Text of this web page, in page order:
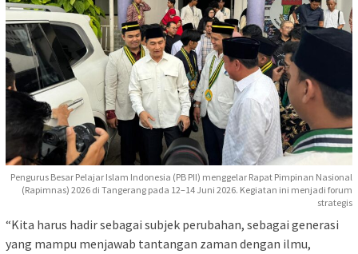
Pengurus Besar Pelajar Islam Indonesia (PB PII) menggelar Rapat Pimpinan Nasional
(Rapimnas) 2026 di Tangerang pada 12–14 Juni 2026. Kegiatan ini menjadi forum
strategis
“Kita harus hadir sebagai subjek perubahan, sebagai generasi
yang mampu menjawab tantangan zaman dengan ilmu,